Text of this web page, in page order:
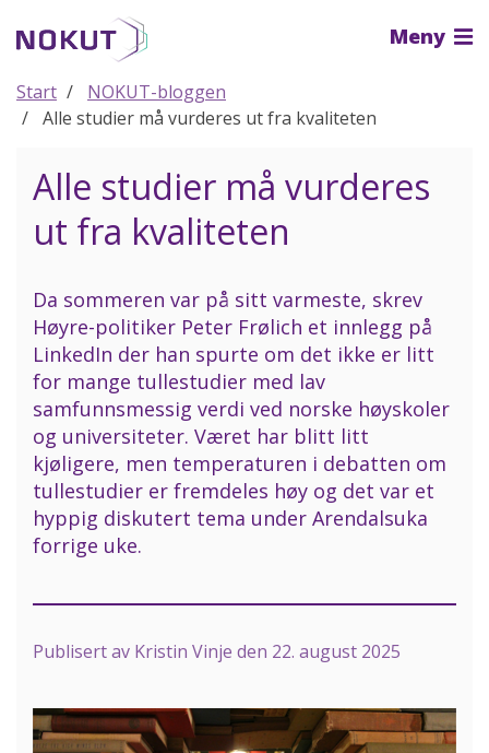
hovedinnhold
Meny
Start
NOKUT-bloggen
Alle studier må vurderes ut fra kvaliteten
Alle studier må vurderes
ut fra kvaliteten
Da sommeren var på sitt varmeste, skrev
Høyre-politiker Peter Frølich et innlegg på
LinkedIn der han spurte om det ikke er litt
for mange tullestudier med lav
samfunnsmessig verdi ved norske høyskoler
og universiteter. Været har blitt litt
kjøligere, men temperaturen i debatten om
tullestudier er fremdeles høy og det var et
hyppig diskutert tema under Arendalsuka
forrige uke.
Publisert av Kristin Vinje den 22. august 2025